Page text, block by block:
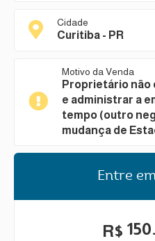
Cidade
Curitiba - PR
Motivo da Venda
Proprietário não
e administrar a
tempo (outro
mudança de
Entre
R$